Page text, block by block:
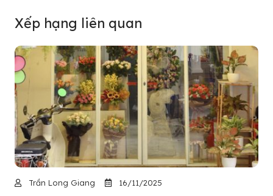
Xếp hạng liên quan
Trần Long Giang 16/11/2025